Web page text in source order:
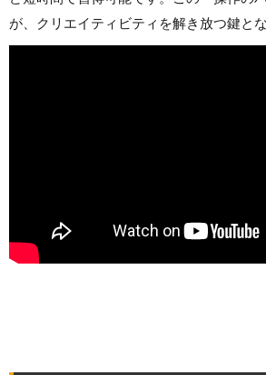
が、クリエイティビティを解き放つ鍵とな